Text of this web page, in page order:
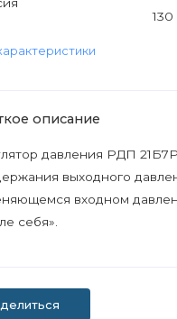
130
описание
давления РДП
выходного
входном
себя».